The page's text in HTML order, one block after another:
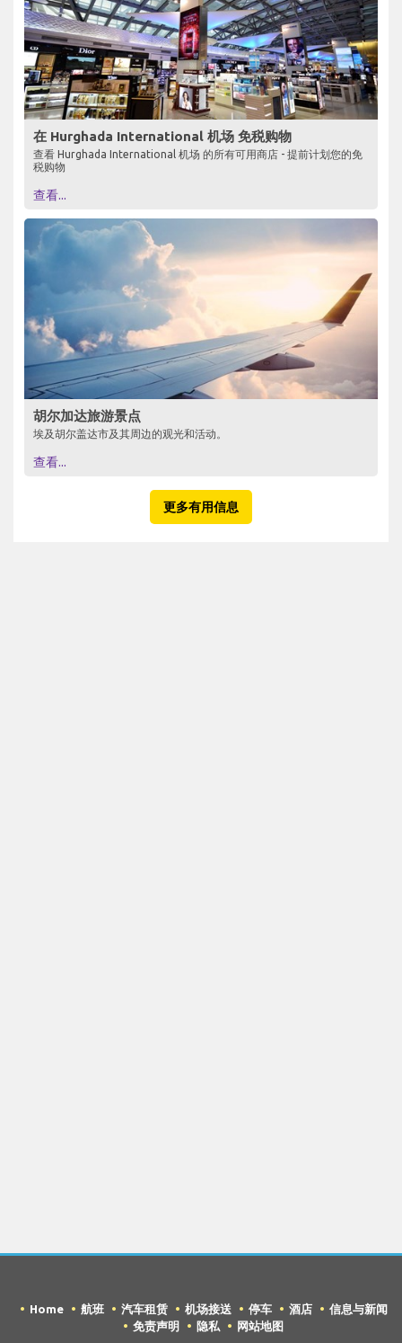
在 Hurghada International 机场 免税购物
查看 Hurghada International 机场 的所有可用商店 - 提前计划您的免
税购物
查看...
胡尔加达旅游景点
埃及胡尔盖达市及其周边的观光和活动。
查看...
更多有用信息
Home 航班 汽车租赁 机场接送 停车 酒店
信息与新闻
免责声明
隐私 网站地图